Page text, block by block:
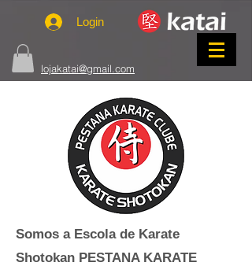
lojakatai@gmail.com
Login
Somos a Escola de Karate
Shotokan PESTANA KARATE